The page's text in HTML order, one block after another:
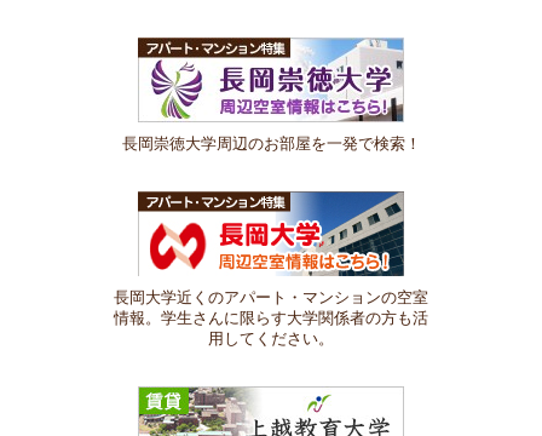
長岡崇徳大学周辺のお部屋を一発で検索！
長岡大学近くのアパート・マンションの空室
情報。学生さんに限らす大学関係者の方も活
用してください。